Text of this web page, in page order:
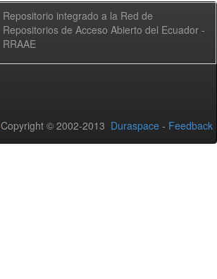
Repositorio integrado a la Red de
Repositorios de Acceso Abierto del Ecuador -
RRAAE
Copyright © 2002-2013 Duraspace - Feedback